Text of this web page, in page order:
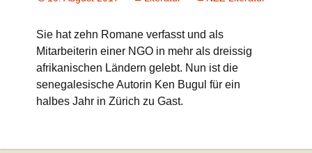
Sie hat zehn Romane verfasst und als
Mitarbeiterin einer NGO in mehr als dreissig
afrikanischen Ländern gelebt. Nun ist die
senegalesische Autorin Ken Bugul für ein
halbes Jahr in Zürich zu Gast.